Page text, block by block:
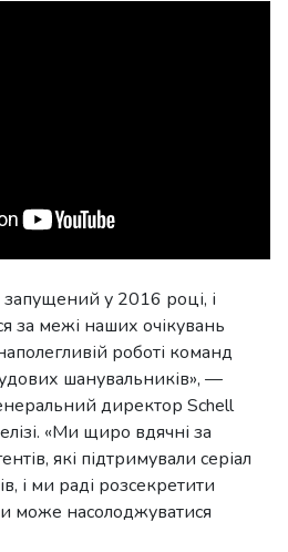
запущений у 2016 році, і
за межі наших очікувань
роботі команд
шанувальників», —
директор Schell
«Ми щиро вдячні за
які підтримували серіал
і ми раді розсекретити
може насолоджуватися